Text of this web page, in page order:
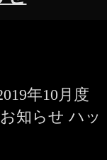
年10月度
知らせ ハッ